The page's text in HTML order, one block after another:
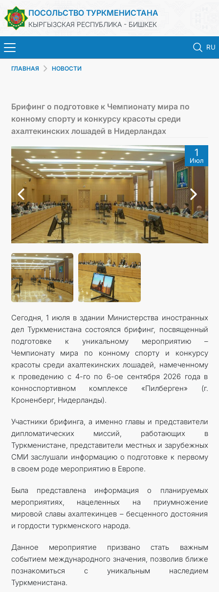
ПОСОЛЬСТВО ТУРКМЕНИСТАНА
КЫРГЫЗСКАЯ РЕСПУБЛИКА - БИШКЕК
RU
ТУРКМЕНИСТАН
ПРАЗДНИЧНЫЕ И ПАМЯТНЫЕ ДНИ
КОНСУЛЬСКИЕ УСЛУГИ
МИД
КОНТАКТНЫЕ ДАННЫЕ
ГЛАВНАЯ НОВОСТИ
Брифинг о подготовке к Чемпионату мира по
конному спорту и конкурсу красоты среди
ахалтекинских лошадей в Нидерландах
1
Июл
Сегодня, 1 июля в здании Министерства иностранных
дел Туркменистана состоялся брифинг, посвященный
подготовке к уникальному мероприятию –
Чемпионату мира по конному спорту и конкурсу
красоты среди ахалтекинских лошадей, намеченному
к проведению с 4-го по 6-ое сентября 2026 года в
конноспортивном комплексе «Пилберген» (г.
Кроненберг, Нидерланды).
Участники брифинга, а именно главы и представители
дипломатических миссий, работающих в
Туркменистане, представители местных и зарубежных
СМИ заслушали информацию о подготовке к первому
в своем роде мероприятию в Европе.
Была представлена информация о планируемых
мероприятиях, нацеленных на приумножение
мировой славы ахалтекинцев – бесценного достояния
и гордости туркменского народа.
Данное мероприятие призвано стать важным
событием международного значения, позволив ближе
познакомиться с уникальным наследием
Туркменистана.